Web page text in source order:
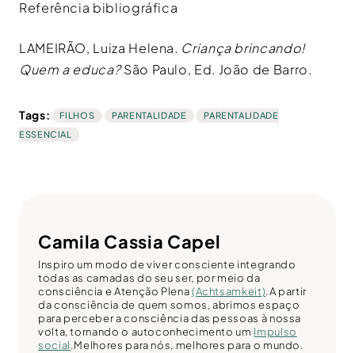
Referência bibliográfica
LAMEIRÃO, Luiza Helena. Criança brincando!
Quem a educa?São Paulo, Ed. João de Barro.
Tags: FILHOS PARENTALIDADE
PARENTALIDADE
ESSENCIAL
Camila Cassia Capel
Inspiro um modo de viver consciente integrando
todas as camadas do seu ser, por meio da
consciência e Atenção Plena(Achtsamkeit).A partir
da consciência de quem somos, abrimos espaço
para perceber a consciência das pessoas à nossa
volta, tornando o autoconhecimento um Impulso
social.Melhores para nós, melhores para o mundo.